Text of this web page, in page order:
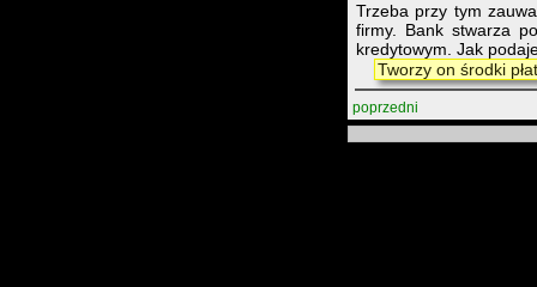
Trzeba przy tym
firmy. Bank stwarza
kredytowym. Jak
Tworzy on środki
poprzedni